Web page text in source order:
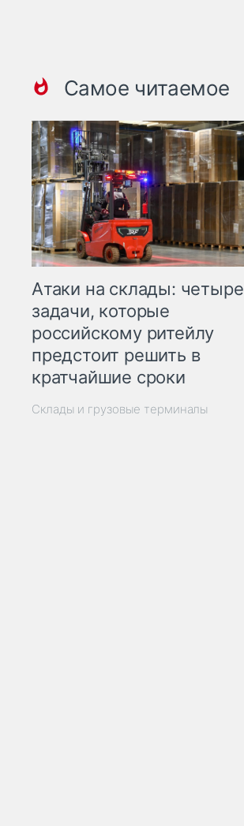
Самое читаемое
Атаки на склады: четыре
задачи, которые
российскому ритейлу
предстоит решить в
кратчайшие сроки
Склады и грузовые терминалы